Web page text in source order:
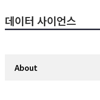
데이터 사이언스
About